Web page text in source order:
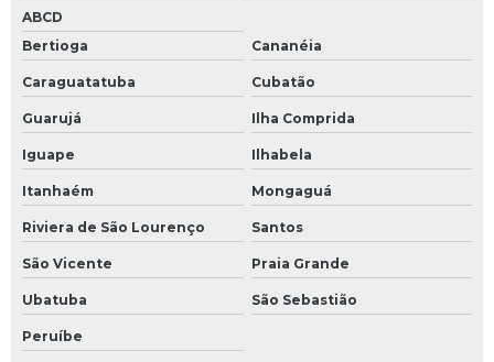
ABCD
Bertioga
Cananéia
Caraguatatuba Cubatão
Guarujá Ilha Comprida
Iguape Ilhabela
Itanhaém Mongaguá
Riviera de São Lourenço Santos
São Vicente Praia Grande
Ubatuba São Sebastião
Peruíbe